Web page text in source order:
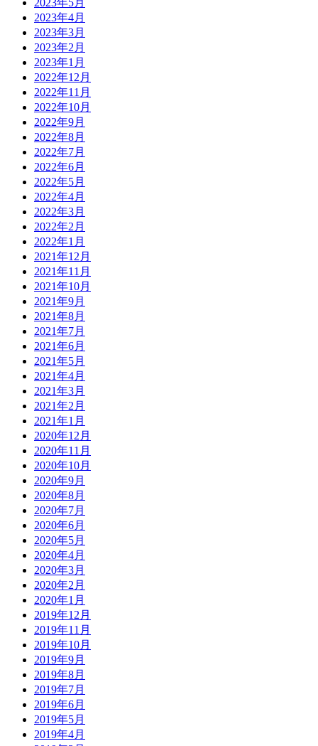
2023年5月
2023年4月
2023年3月
2023年2月
2023年1月
2022年12月
2022年11月
2022年10月
2022年9月
2022年8月
2022年7月
2022年6月
2022年5月
2022年4月
2022年3月
2022年2月
2022年1月
2021年12月
2021年11月
2021年10月
2021年9月
2021年8月
2021年7月
2021年6月
2021年5月
2021年4月
2021年3月
2021年2月
2021年1月
2020年12月
2020年11月
2020年10月
2020年9月
2020年8月
2020年7月
2020年6月
2020年5月
2020年4月
2020年3月
2020年2月
2020年1月
2019年12月
2019年11月
2019年10月
2019年9月
2019年8月
2019年7月
2019年6月
2019年5月
2019年4月